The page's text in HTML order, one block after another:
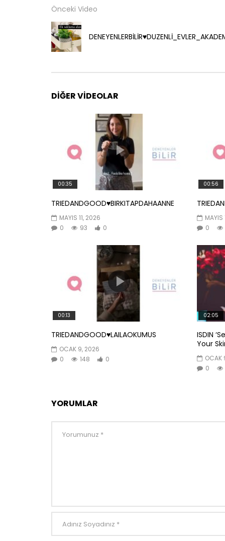
Önceki Video
DIĞER VIDEOLAR
00:35
TRIEDANDGOOD♥️BIRKITAPDAHAANNE
MAYIS 11, 2026
0
93 0
00:56
MAYIS
0
00:13
TRIEDANDGOOD♥️LAILAOKUMUS
OCAK 9, 2026
0
148 0
02:05
ISDIN
Your
OCAK
0
YORUMLAR